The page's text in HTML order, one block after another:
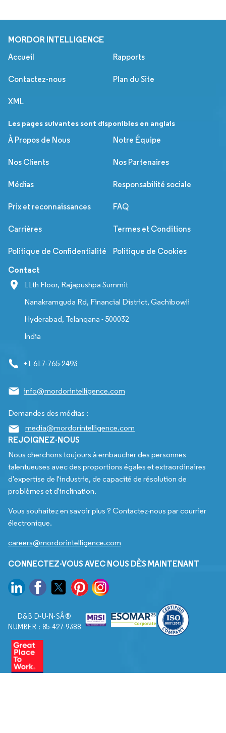
MORDOR INTELLIGENCE
Accueil Rapports
Contactez-nous Plan du Site
XML
Les pages suivantes sont disponibles en anglais
À Propos de Nous
Notre Équipe
Nos Clients Nos Partenaires
Médias Responsabilité sociale
Prix et reconnaissances FAQ
Carrières Termes et Conditions
Politique de Confidentialité Politique de Cookies
Contact
11th Floor, Rajapushpa Summit
Nanakramguda Rd, Financial District, Gachibowli
Hyderabad, Telangana - 500032
India
+1 617-765-2493
info@mordorintelligence.com
Demandes des médias :
media@mordorintelligence.com
REJOIGNEZ-NOUS
Nous cherchons toujours à embaucher des personnes
talentueuses avec des proportions égales et extraordinaires
d'expertise de l'industrie, de capacité de résolution de
problèmes et d'inclination.
Vous souhaitez en savoir plus ? Contactez-nous par courrier
électronique.
careers@mordorintelligence.com
CONNECTEZ-VOUS AVEC NOUS DÈS MAINTENANT
D&B D-U-N-SÂ®
NUMBER : 85-427-9388